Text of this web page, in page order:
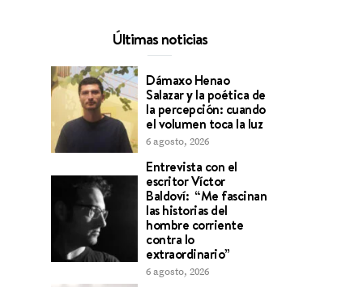
Últimas noticias
Dámaxo Henao
Salazar y la poética de
la percepción: cuando
el volumen toca la luz
6 agosto, 2026
Entrevista con el
escritor Víctor
Baldoví: “Me fascinan
las historias del
hombre corriente
contra lo
extraordinario”
6 agosto, 2026